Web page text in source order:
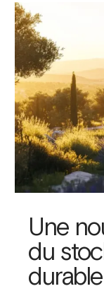
Une
du
durable